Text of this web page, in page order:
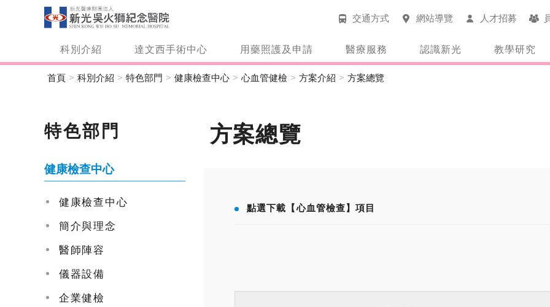
交通方式 網站導覽 人才招募
科別介紹 達文西手術中心 用藥照護及申請 醫療服務 認識新光 教學研究
首頁 科別介紹 特色部門 健康檢查中心 心血管健檢 方案介紹 方案總覽
特色部門
健康檢查中心
健康檢查中心
簡介與理念
醫師陣容
儀器設備
企業健檢
方案總覽
點選下載【心血管檢查】項目